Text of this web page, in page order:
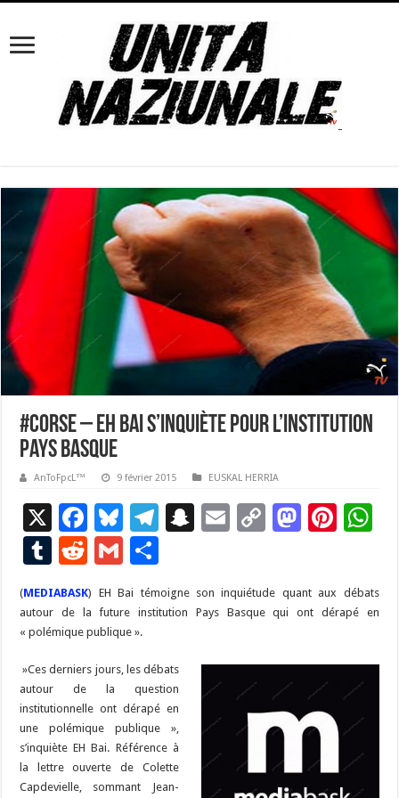
#corse – EH Bai s’inquiète pour l’institution
Pays Basque
AnToFpcL™ 9 février 2015 EUSKAL HERRIA
X
F
ac
e
b
o
o
Bl
u
es
ky
T
gr
m
S
p
h
at
E
l
C
y
n
k
M
d
n
Pi
es
p
T
m
bl
r
R
d
di
t
G
m
ai
l
ar
ta
er
(MEDIABASK) EH Bai témoigne son inquiétude quant aux débats
autour de la future institution Pays Basque qui ont dérapé en
« polémique publique ».
»Ces derniers jours, les débats
autour de la question
institutionnelle ont dérapé en
une polémique publique »,
s’inquiète EH Bai. Référence à
la lettre ouverte de Colette
Capdevielle, sommant Jean-